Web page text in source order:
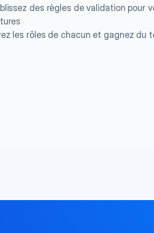
des règles de validation pour
les rôles de chacun et gagnez du